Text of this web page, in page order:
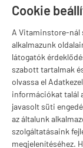
Cookie
A Vitaminstore-nál
alkalmazunk
látogatók
szabott tartalmak
olvassa el
információkat talál
javasolt süti
az általunk
szolgáltatásaink
megjelenítéséhez.
Szugló u.
Márkák
Valuta